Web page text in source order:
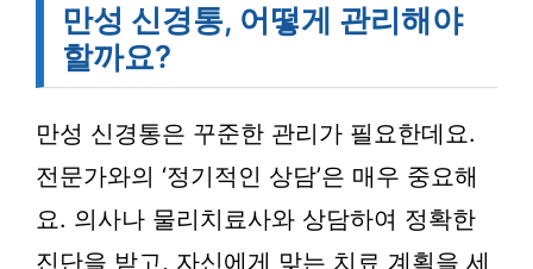
만성 신경통, 어떻게 관리해야
할까요?
만성 신경통은 꾸준한 관리가 필요한데요.
전문가와의 ‘정기적인 상담’은 매우 중요해
요. 의사나 물리치료사와 상담하여 정확한
진단을 받고, 자신에게 맞는 치료 계획을 세